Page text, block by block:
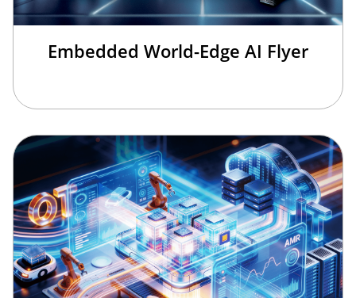
Embedded World-Edge AI Flyer